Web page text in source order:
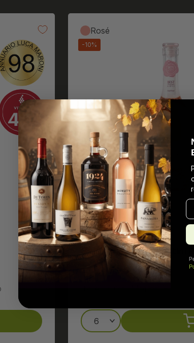
Rosé
Normaal€9,89
8,95
Calalenta Merlot Fantini
-10%